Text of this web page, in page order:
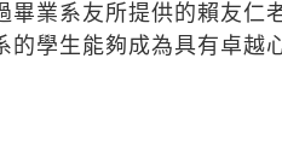
畢業系友所提供的賴友
學生能夠成為具有卓越